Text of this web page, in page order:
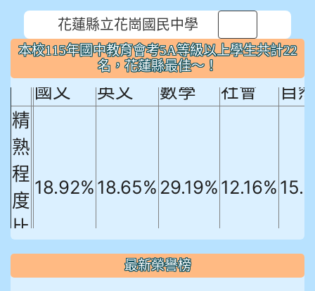
花蓮縣立花崗國民中學
本校115年國中教育會考5A等級以上學生共計22
名，花蓮縣最佳～！
本校115年國中教育會考5A等級以上
學生共計22名，花蓮縣最佳～！
國文
英文 數學 社會
自
精
熟
程
度
比
例
18.92% 18.65% 29.19% 12.16%
906陳兆宏 5A10+ 作文5
最新榮譽榜